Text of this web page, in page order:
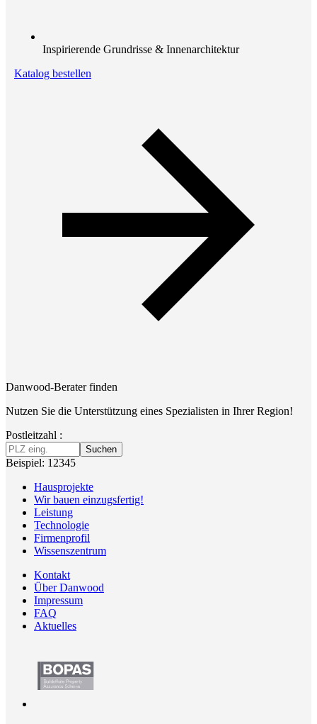
Inspirierende Grundrisse & Innenarchitektur
Katalog bestellen
Danwood-Berater finden
Nutzen Sie die Unterstützung eines Spezialisten in Ihrer Region!
Postleitzahl :
Suchen
Beispiel: 12345
Hausprojekte
Wir bauen einzugsfertig!
Leistung
Technologie
Firmenprofil
Wissenszentrum
Kontakt
Über Danwood
Impressum
FAQ
Aktuelles